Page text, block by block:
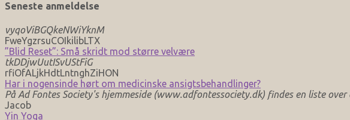
Seneste anmeldelse
vyqoViBGQkeNWiYknM
FweYgzrsuCOIkilibLTX
”Blid Reset”: Små skridt mod større velvære
tkDDjwUutISvUStFiG
rfiOfALjkHdtLntnghZiHON
Har i nogensinde hørt om medicinske ansigtsbehandlinger?
På Ad Fontes Society's hjemmeside (www.adfontessociety.dk) findes en liste
Jacob
Yin Yoga